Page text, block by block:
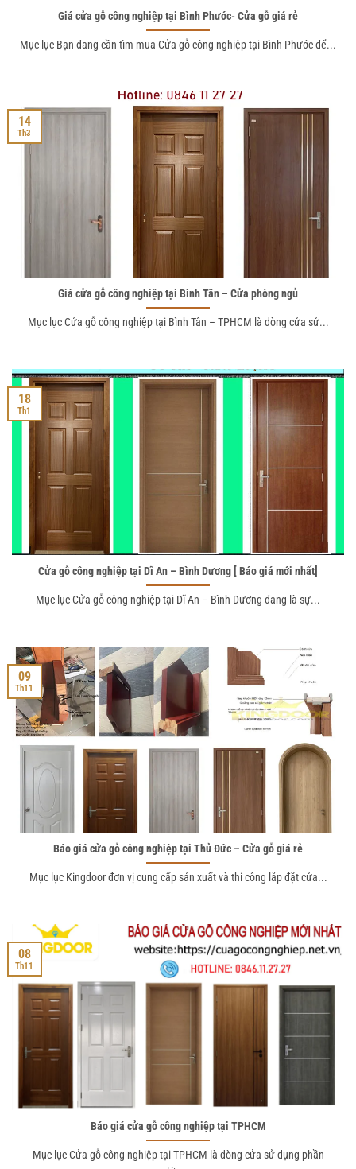
Giá cửa gỗ công nghiệp tại Bình Phước- Cửa gỗ giá rẻ
Mục lục Bạn đang cần tìm mua Cửa gỗ công nghiệp tại Bình Phước để...
Giá cửa gỗ công nghiệp tại Bình Tân – Cửa phòng ngủ
Mục lục Cửa gỗ công nghiệp tại Bình Tân – TPHCM là dòng cửa sử...
14
Th3
Cửa gỗ công nghiệp tại Dĩ An – Bình Dương [ Báo giá mới nhất]
Mục lục Cửa gỗ công nghiệp tại Dĩ An – Bình Dương đang là sự...
18
Th1
Báo giá cửa gỗ công nghiệp tại Thủ Đức – Cửa gỗ giá rẻ
Mục lục Kingdoor đơn vị cung cấp sản xuất và thi công lắp đặt cửa...
09
Th11
Báo giá cửa gỗ công nghiệp tại TPHCM
Mục lục Cửa gỗ công nghiệp tại TPHCM là dòng cửa sử dụng phần
08
Th11